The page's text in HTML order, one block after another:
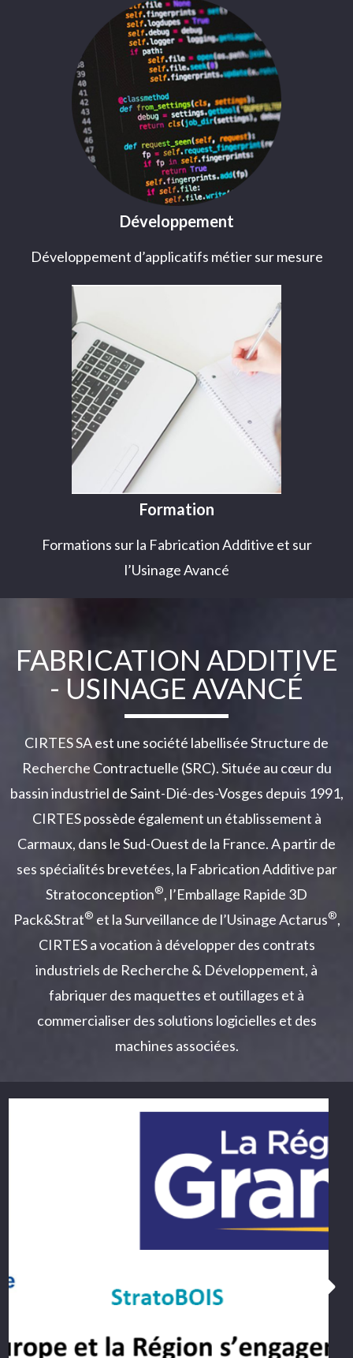
Développement
Développement d’applicatifs métier sur mesure
Formation
Formations sur la Fabrication Additive et sur
l’Usinage Avancé
FABRICATION ADDITIVE
- USINAGE AVANCÉ
CIRTES SA est une société labellisée Structure de
Recherche Contractuelle (SRC). Située au cœur du
bassin industriel de Saint-Dié-des-Vosges depuis 1991,
CIRTES possède également un établissement à
Carmaux, dans le Sud-Ouest de la France. A partir de
ses spécialités brevetées, la Fabrication Additive par
Stratoconception®, l’Emballage Rapide 3D
Pack&Strat® et la Surveillance de l’Usinage Actarus®,
CIRTES a vocation à développer des contrats
industriels de Recherche & Développement, à
fabriquer des maquettes et outillages et à
commercialiser des solutions logicielles et des
machines associées.